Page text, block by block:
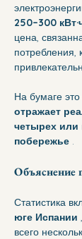
250–300
цена,
потребления,
На бумаге
отражает
четырех или
побережье .
Объяснение
Статистика
юге Испании
всего